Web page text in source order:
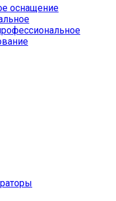
оснащение